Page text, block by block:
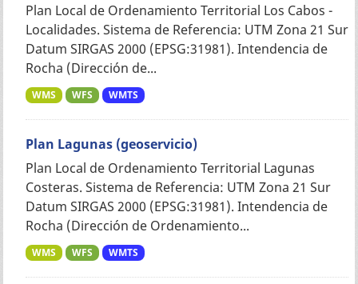
Plan Local de Ordenamiento Territorial Los Cabos -
Localidades. Sistema de Referencia: UTM Zona 21 Sur
Datum SIRGAS 2000 (EPSG:31981). Intendencia de
Rocha (Dirección de...
WMS WFS WMTS
Plan Lagunas (geoservicio)
Plan Local de Ordenamiento Territorial Lagunas
Costeras. Sistema de Referencia: UTM Zona 21 Sur
Datum SIRGAS 2000 (EPSG:31981). Intendencia de
Rocha (Dirección de Ordenamiento...
WMS WFS WMTS